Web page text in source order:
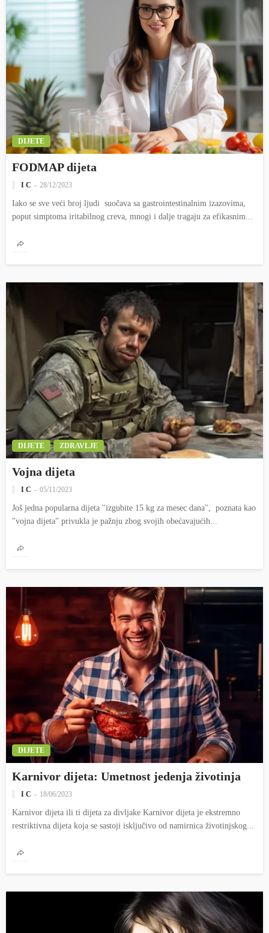
DIJETE
FODMAP dijeta
I C 28/12/2023
Iako se sve veći broj ljudi suočava sa gastrointestinalnim izazovima,
poput simptoma iritabilnog creva, mnogi i dalje tragaju za efikasnim...
DIJETE ZDRAVLJE
Vojna dijeta
I C 05/11/2023
Još jedna popularna dijeta ''izgubite 15 kg za mesec dana'', poznata kao
"vojna dijeta" privukla je pažnju zbog svojih obećavajućih...
DIJETE
Karnivor dijeta: Umetnost jedenja životinja
I C 18/06/2023
Karnivor dijeta ili ti dijeta za divljake Karnivor dijeta je ekstremno
restriktivna dijeta koja se sastoji isključivo od namirnica životinjskog...